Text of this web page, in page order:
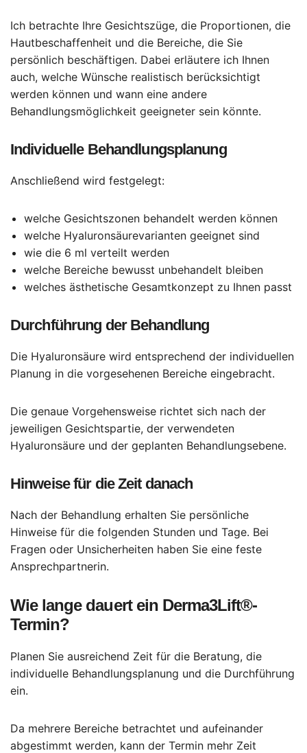
Ich betrachte Ihre Gesichtszüge, die Proportionen, die
Hautbeschaffenheit und die Bereiche, die Sie
persönlich beschäftigen. Dabei erläutere ich Ihnen
auch, welche Wünsche realistisch berücksichtigt
werden können und wann eine andere
Behandlungsmöglichkeit geeigneter sein könnte.
Individuelle Behandlungsplanung
Anschließend wird festgelegt:
welche Gesichtszonen behandelt werden können
welche Hyaluronsäurevarianten geeignet sind
wie die 6 ml verteilt werden
welche Bereiche bewusst unbehandelt bleiben
welches ästhetische Gesamtkonzept zu Ihnen passt
Durchführung der Behandlung
Die Hyaluronsäure wird entsprechend der individuellen
Planung in die vorgesehenen Bereiche eingebracht.
Die genaue Vorgehensweise richtet sich nach der
jeweiligen Gesichtspartie, der verwendeten
Hyaluronsäure und der geplanten Behandlungsebene.
Hinweise für die Zeit danach
Nach der Behandlung erhalten Sie persönliche
Hinweise für die folgenden Stunden und Tage. Bei
Fragen oder Unsicherheiten haben Sie eine feste
Ansprechpartnerin.
Wie lange dauert ein Derma3Lift®-
Termin?
Planen Sie ausreichend Zeit für die Beratung, die
individuelle Behandlungsplanung und die Durchführung
ein.
Da mehrere Bereiche betrachtet und aufeinander
abgestimmt werden, kann der Termin mehr Zeit